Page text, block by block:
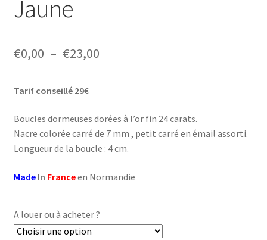
Jaune
€0,00 – €23,00Plage
€0,00
à
Tarif conseillé 29€
Boucles dormeuses dorées à l’or fin 24 carats.
Nacre colorée carré de 7 mm , petit carré en émail assorti.
Longueur de la boucle : 4 cm.
MadeIn Franceen Normandie
A louer ou à acheter ?